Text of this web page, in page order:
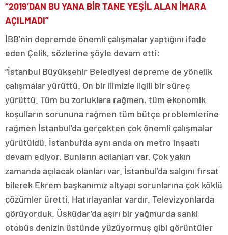
“2019’DAN BU YANA BİR TANE YEŞİL ALAN İMARA
AÇILMADI”
İBB’nin depremde önemli çalışmalar yaptığını ifade
eden Çelik, sözlerine şöyle devam etti:
“İstanbul Büyükşehir Belediyesi depreme de yönelik
çalışmalar yürüttü. On bir ilimizle ilgili bir süreç
yürüttü. Tüm bu zorluklara rağmen, tüm ekonomik
koşulların sorununa rağmen tüm bütçe problemlerine
rağmen İstanbul’da gerçekten çok önemli çalışmalar
yürütüldü. İstanbul’da aynı anda on metro inşaatı
devam ediyor. Bunların açılanları var. Çok yakın
zamanda açılacak olanları var. İstanbul’da salgını fırsat
bilerek Ekrem başkanımız altyapı sorunlarına çok köklü
çözümler üretti. Hatırlayanlar vardır. Televizyonlarda
görüyorduk. Üsküdar’da aşırı bir yağmurda sanki
otobüs denizin üstünde yüzüyormuş gibi görüntüler